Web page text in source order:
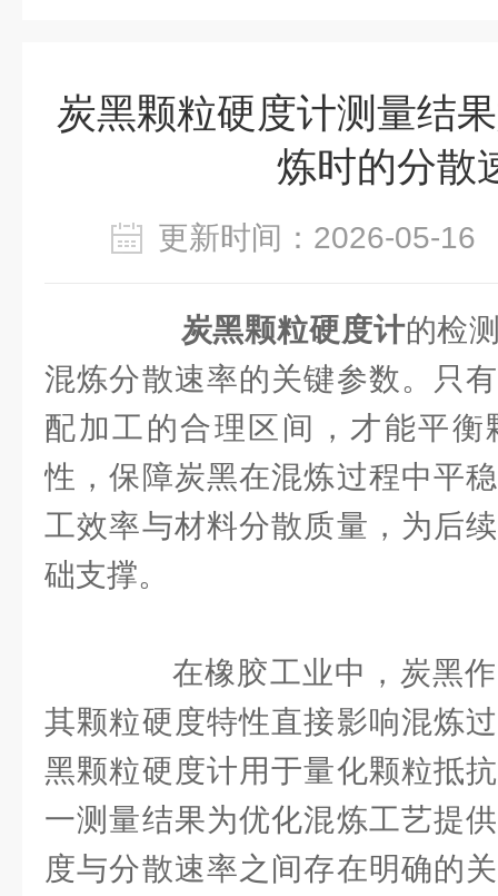
炭黑颗粒硬度计测量结
炼时的分散
更新时间：2026-05-
炭黑颗粒硬度计的检
混炼分散速率的关键参数。只
配加工的合理区间，才能平
性，保障炭黑在混炼过程中平
工效率与材料分散质量，为后
础支撑。
在橡胶工业中，炭黑作
其颗粒硬度特性直接影响混炼
黑颗粒硬度计用于量化颗粒抵
一测量结果为优化混炼工艺提
度与分散速率之间存在明确的